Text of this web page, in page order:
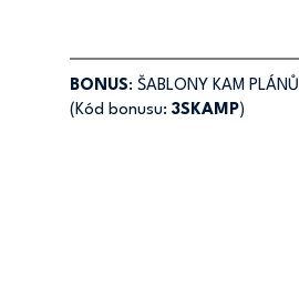
BONUS: ŠABLONY KAM PLÁNŮ
(Kód bonusu: 3SKAMP)